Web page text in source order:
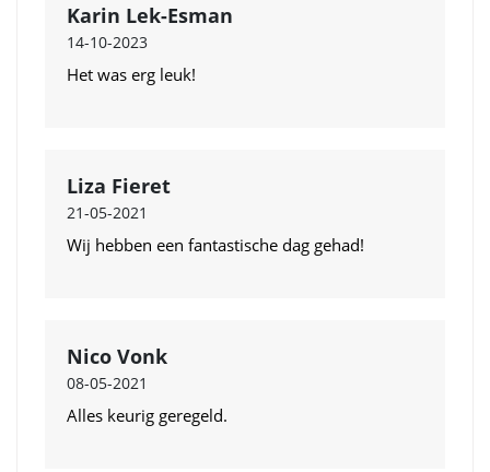
Karin Lek-Esman
14-10-2023
Het was erg leuk!
Liza Fieret
21-05-2021
Wij hebben een fantastische dag gehad!
Nico Vonk
08-05-2021
Alles keurig geregeld.